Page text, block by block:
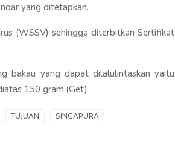
yang ditetapkan.
(WSSV) sehingga diterbitkan Sertifikat
bakau yang dapat dilalulintaskan yaitu
150 gram.(Get)
TUJUAN SINGAPURA